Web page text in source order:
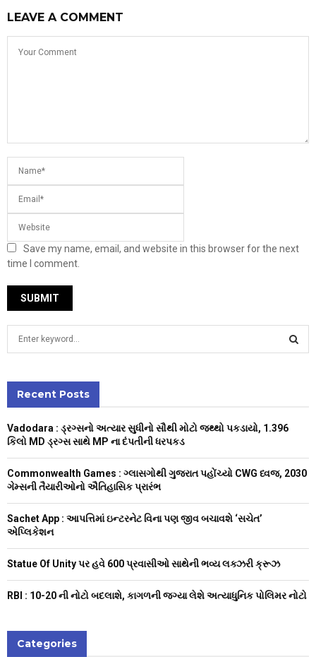
LEAVE A COMMENT
Save my name, email, and website in this browser for the next
time I comment.
h
o
C
Recent Posts
Vadodara : ડ્રગ્સનો અત્યાર સુધીનો સૌથી મોટો જથ્થો પકડાયો, 1.396
કિલો MD ડ્રગ્સ સાથે MP ના દંપતીની ધરપકડ
Commonwealth Games : ગ્લાસગોથી ગુજરાત પહોંચ્યો CWG ધ્વજ, 2030
ગેમ્સની તૈયારીઓનો ઐતિહાસિક પ્રારંભ
Sachet App : આપત્તિમાં ઇન્ટરનેટ વિના પણ જીવ બચાવશે ‘સચેત’
એપ્લિકેશન
Statue Of Unity પર હવે 600 પ્રવાસીઓ સાથેની ભવ્ય લક્ઝરી ક્રૂઝ
RBI : ₹10-20 ની નોટો બદલાશે, કાગળની જગ્યા લેશે અત્યાધુનિક પોલિમર નોટો
Categories